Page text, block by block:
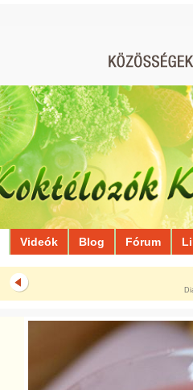
Videók Blog Fórum